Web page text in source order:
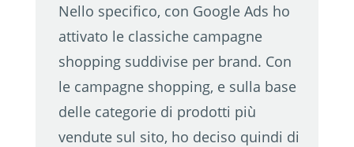
Nello specifico, con Google Ads ho
attivato le classiche campagne
shopping suddivise per brand. Con
le campagne shopping, e sulla base
delle categorie di prodotti più
vendute sul sito, ho deciso quindi di